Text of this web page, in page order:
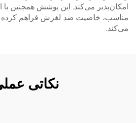
امکان‌پذیر می‌کند. این پوشش همچنین با
مناسب، خاصیت ضد لغزش فراهم کرده
می‌کند.
نکاتی